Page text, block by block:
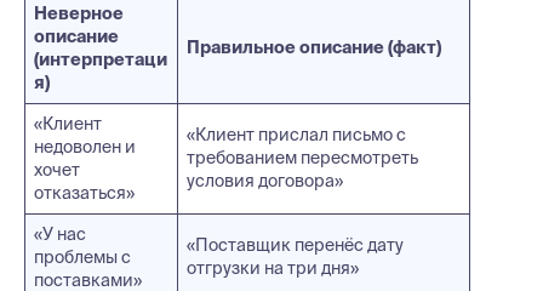
Неверное
описание
(интерпретаци
я)
Правильное описание (факт)
«Клиент
недоволен и
хочет
отказаться»
«Клиент прислал письмо с
требованием пересмотреть
условия договора»
«У нас
проблемы с
поставками»
«Поставщик перенёс дату
отгрузки на три дня»